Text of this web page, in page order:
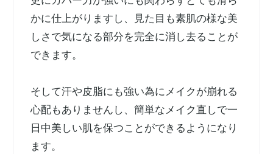
かに仕上がりますし、見た目も素肌の様な美
しさで気になる部分を完全に消し去ることが
できます。
そして汗や皮脂にも強い為にメイクが崩れる
心配もありませんし、簡単なメイク直しで一
日中美しい肌を保つことができるようになり
ます。